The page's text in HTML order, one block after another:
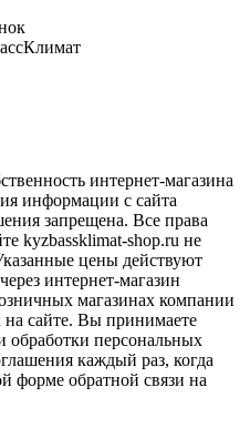
интернет-магазина
информации с сайта
запрещена. Все права
kyzbassklimat-shop.ru не
цены действуют
интернет-магазин
магазинах компании
на сайте. Вы принимаете
обработки персональных
каждый раз, когда
форме обратной связи на